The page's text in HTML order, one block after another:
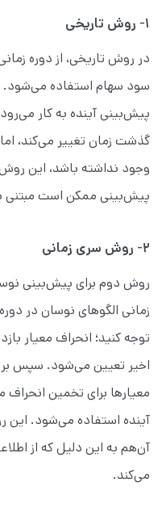
۱- روش تاریخی
در روش تاریخی، از دوره
سود سهام استفاده
پیش‌بینی آینده به کار
گذشت زمان تغییر می‌کند،
وجود نداشته باشد، این
پیش‌بینی ممکن است مبتنی
۲- روش سری زمانی
روش دوم برای پیش‌بینی
زمانی الگوهای نوسان در
توجه کنید؛ انحراف معیار
اخیر تعیین می‌شود. سپس بر
معیارها برای تخمین انحراف
آینده استفاده می‌شود.
آن‌هم به این دلیل که از
می‌کند.